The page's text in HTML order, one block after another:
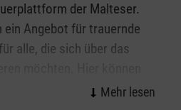
der Malteser.
Angebot für trauernde
alle, die sich über das
gestaltet, der Trauer Raum